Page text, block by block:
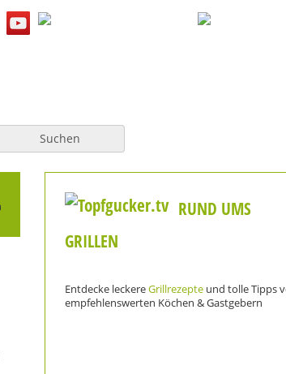
Suchen
RUND UMS
GRILLEN
Entdecke leckereGrillrezepte und tolle Tipps
empfehlenswerten Köchen & Gastgebern